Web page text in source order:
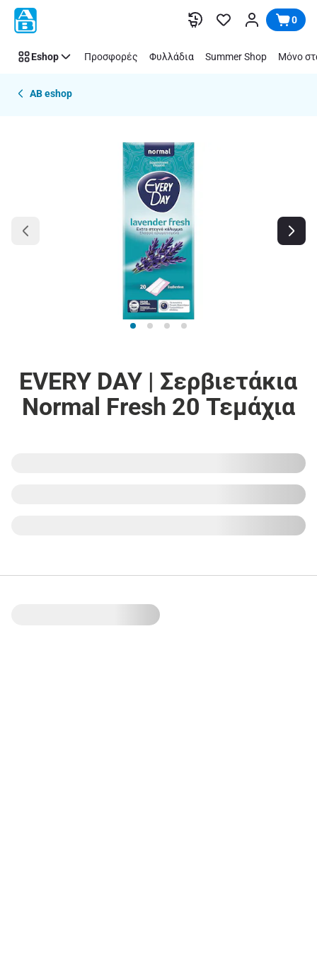
Παράλειψη 0
Eshop Προσφορές Φυλλάδια Summer Shop Μόνο
AB eshop
EVERY DAY | Σερβιετάκια
Normal Fresh 20 Τεμάχια